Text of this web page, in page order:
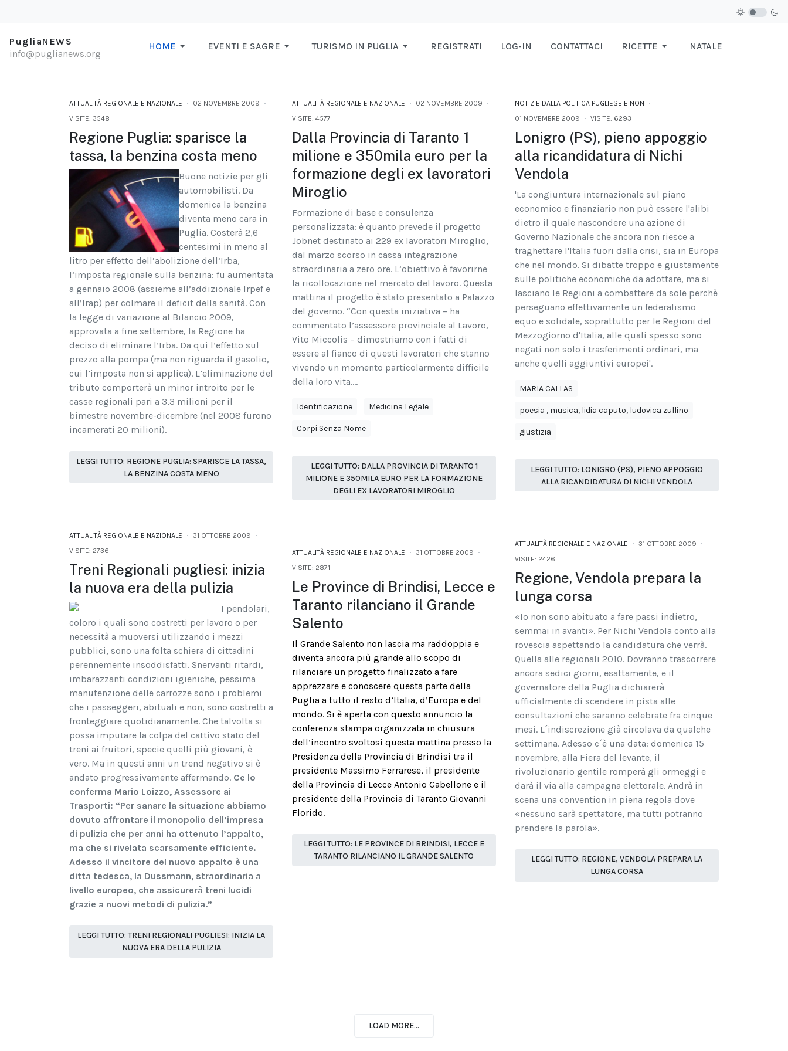
PugliaNEWS
info@puglianews.org
HOME EVENTI E SAGRE TURISMO IN PUGLIA REGISTRATI LOG-IN CONTATTACI RICETTE NATALE
ATTUALITÀ REGIONALE E NAZIONALE
02 NOVEMBRE 2009
VISITE: 3548
Regione Puglia: sparisce la
tassa, la benzina costa meno
Buone notizie per gli
automobilisti. Da
domenica la benzina
diventa meno cara in
Puglia. Costerà 2,6
centesimi in meno al
litro per effetto dell’abolizione dell’Irba,
l’imposta regionale sulla benzina: fu aumentata
a gennaio 2008 (assieme all’addizionale Irpef e
all’Irap) per colmare il deficit della sanità. Con
la legge di variazione al Bilancio 2009,
approvata a fine settembre, la Regione ha
deciso di eliminare l’Irba. Da qui l’effetto sul
prezzo alla pompa (ma non riguarda il gasolio,
cui l’imposta non si applica). L’eliminazione del
tributo comporterà un minor introito per le
casse regionali pari a 3,3 milioni per il
bimestre novembre-dicembre (nel 2008 furono
incamerati 20 milioni).
LEGGI TUTTO: REGIONE PUGLIA: SPARISCE LA TASSA,
LA BENZINA COSTA MENO
ATTUALITÀ REGIONALE E NAZIONALE
02 NOVEMBRE 2009
VISITE: 4577
Dalla Provincia di Taranto 1
milione e 350mila euro per la
formazione degli ex lavoratori
Miroglio
Formazione di base e consulenza
personalizzata: è quanto prevede il progetto
Jobnet destinato ai 229 ex lavoratori Miroglio,
dal marzo scorso in cassa integrazione
straordinaria a zero ore. L’obiettivo è favorirne
la ricollocazione nel mercato del lavoro. Questa
mattina il progetto è stato presentato a Palazzo
del governo. “Con questa iniziativa – ha
commentato l’assessore provinciale al Lavoro,
Vito Miccolis – dimostriamo con i fatti di
essere al fianco di questi lavoratori che stanno
vivendo un momento particolarmente difficile
della loro vita....
Identificazione Medicina Legale
Corpi Senza Nome
LEGGI TUTTO: DALLA PROVINCIA DI TARANTO 1
MILIONE E 350MILA EURO PER LA FORMAZIONE
DEGLI EX LAVORATORI MIROGLIO
NOTIZIE DALLA POLITICA PUGLIESE E NON
01 NOVEMBRE 2009
VISITE: 6293
Lonigro (PS), pieno appoggio
alla ricandidatura di Nichi
Vendola
'La congiuntura internazionale sul piano
economico e finanziario non può essere l'alibi
dietro il quale nascondere una azione di
Governo Nazionale che ancora non riesce a
traghettare l'Italia fuori dalla crisi, sia in Europa
che nel mondo. Si dibatte troppo e giustamente
sulle politiche economiche da adottare, ma si
lasciano le Regioni a combattere da sole perchè
perseguano effettivamente un federalismo
equo e solidale, soprattutto per le Regioni del
Mezzogiorno d'Italia, alle quali spesso sono
negati non solo i trasferimenti ordinari, ma
anche quelli aggiuntivi europei'.
MARIA CALLAS
poesia , musica, lidia caputo, ludovica zullino
giustizia
LEGGI TUTTO: LONIGRO (PS), PIENO APPOGGIO
ALLA RICANDIDATURA DI NICHI VENDOLA
ATTUALITÀ REGIONALE E NAZIONALE
31 OTTOBRE 2009
VISITE: 2736
Treni Regionali pugliesi: inizia
la nuova era della pulizia
I pendolari,
coloro i quali sono costretti per lavoro o per
necessità a muoversi utilizzando i mezzi
pubblici, sono una folta schiera di cittadini
perennemente insoddisfatti. Snervanti ritardi,
imbarazzanti condizioni igieniche, pessima
manutenzione delle carrozze sono i problemi
che i passeggeri, abituali e non, sono costretti a
fronteggiare quotidianamente. Che talvolta si
possa imputare la colpa del cattivo stato del
treni ai fruitori, specie quelli più giovani, è
vero. Ma in questi anni un trend negativo si è
andato progressivamente affermando. Ce lo
conferma Mario Loizzo, Assessore ai
Trasporti: “Per sanare la situazione abbiamo
dovuto affrontare il monopolio dell’impresa
di pulizia che per anni ha ottenuto l’appalto,
ma che si rivelata scarsamente efficiente.
Adesso il vincitore del nuovo appalto è una
ditta tedesca, la Dussmann, straordinaria a
livello europeo, che assicurerà treni lucidi
grazie a nuovi metodi di pulizia.”
LEGGI TUTTO: TRENI REGIONALI PUGLIESI: INIZIA LA
NUOVA ERA DELLA PULIZIA
ATTUALITÀ REGIONALE E NAZIONALE
31 OTTOBRE 2009
VISITE: 2871
Le Province di Brindisi, Lecce e
Taranto rilanciano il Grande
Salento
Il Grande Salento non lascia ma raddoppia e
diventa ancora più grande allo scopo di
rilanciare un progetto finalizzato a fare
apprezzare e conoscere questa parte della
Puglia a tutto il resto d’Italia, d’Europa e del
mondo. Si è aperta con questo annuncio la
conferenza stampa organizzata in chiusura
dell’incontro svoltosi questa mattina presso la
Presidenza della Provincia di Brindisi tra il
presidente Massimo Ferrarese, il presidente
della Provincia di Lecce Antonio Gabellone e il
presidente della Provincia di Taranto Giovanni
Florido.
LEGGI TUTTO: LE PROVINCE DI BRINDISI, LECCE E
TARANTO RILANCIANO IL GRANDE SALENTO
ATTUALITÀ REGIONALE E NAZIONALE
31 OTTOBRE 2009
VISITE: 2426
Regione, Vendola prepara la
lunga corsa
«Io non sono abituato a fare passi indietro,
semmai in avanti». Per Nichi Vendola conto alla
rovescia aspettando la candidatura che verrà.
Quella alle regionali 2010. Dovranno trascorrere
ancora sedici giorni, esattamente, e il
governatore della Puglia dichiarerà
ufficialmente di scendere in pista alle
consultazioni che saranno celebrate fra cinque
mesi. L´indiscrezione già circolava da qualche
settimana. Adesso c´è una data: domenica 15
novembre, alla Fiera del levante, il
rivoluzionario gentile romperà gli ormeggi e
darà il via alla campagna elettorale. Andrà in
scena una convention in piena regola dove
«nessuno sarà spettatore, ma tutti potranno
prendere la parola».
LEGGI TUTTO: REGIONE, VENDOLA PREPARA LA
LUNGA CORSA
LOAD MORE...